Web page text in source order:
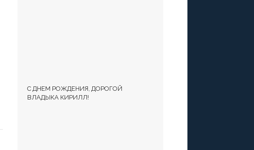
С ДНЕМ РОЖДЕНИЯ, ДОРОГОЙ
ВЛАДЫКА КИРИЛЛ!